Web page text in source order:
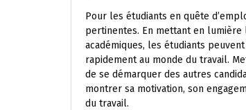
Pour les étudiants en quête
pertinentes. En mettant en
académiques, les étudiants
rapidement au monde du travail.
de se démarquer des autres
montrer sa motivation, son
du travail.